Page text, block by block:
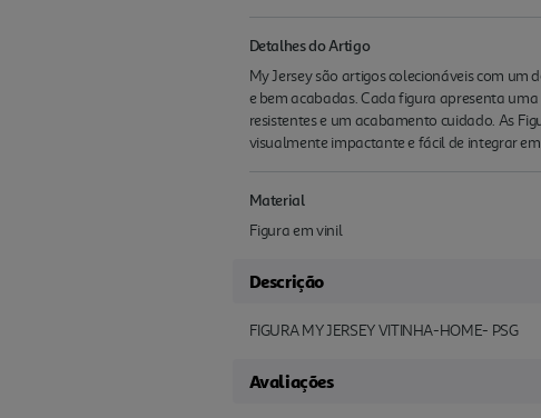
Detalhes do Artigo
My Jersey são artigos colecionáveis com
e bem acabadas. Cada figura apresenta
resistentes e um acabamento cuidado. As
visualmente impactante e fácil de integrar
Material
Figura em vinil
Descrição
FIGURA MY JERSEY VITINHA-HOME- PSG
Avaliações